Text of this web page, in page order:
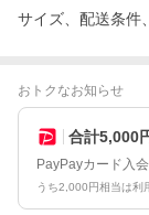
サイズ、配送条件
おトクなお知らせ
合計5,000
PayPayカード入
うち2,000円相当は利